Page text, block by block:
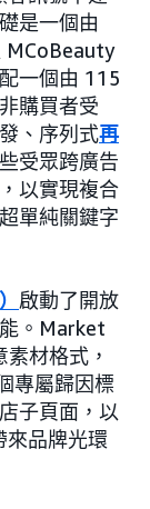
是一個由
MCoBeauty
一個由 115
購買者受
、序列式再
受眾跨廣告
以實現複合
單純關鍵字
啟動了開放
。Market
材格式，
專屬歸因標
子頁面，以
來品牌光環